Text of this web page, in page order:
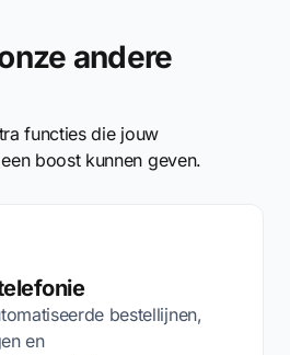
andere
functies die jouw
boost kunnen geven.
bestellijnen,
en